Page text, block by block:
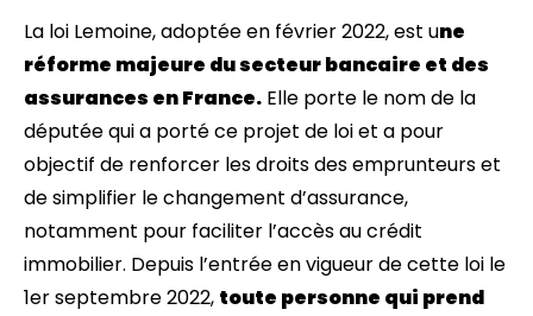
La loi Lemoine, adoptée en février 2022, est une
réforme majeure du secteur bancaire et des
assurances en France. Elle porte le nom de la
députée qui a porté ce projet de loi et a pour
objectif de renforcer les droits des emprunteurs et
de simplifier le changement d’assurance,
notamment pour faciliter l’accès au crédit
immobilier. Depuis l’entrée en vigueur de cette loi le
1er septembre 2022, toute personne qui prend